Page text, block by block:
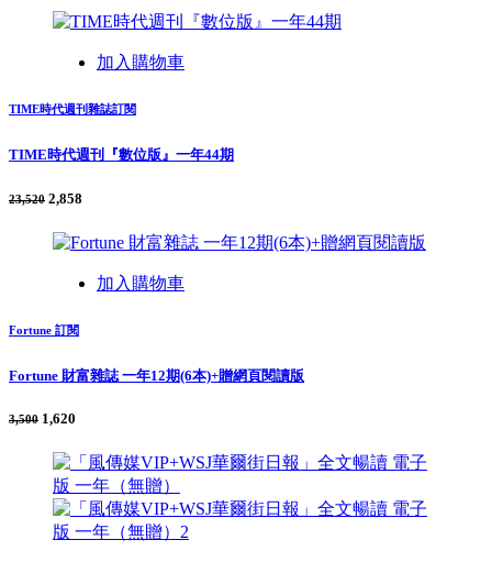
加入購物車
TIME時代週刊雜誌訂閱
TIME時代週刊『數位版』一年44期
23,520 2,858
加入購物車
Fortune 訂閱
Fortune 財富雜誌 一年12期(6本)+贈網頁閱讀版
3,500 1,620